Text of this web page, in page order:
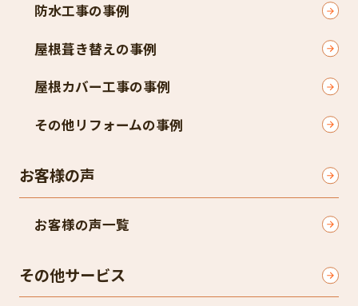
防水工事の事例
屋根葺き替えの事例
屋根カバー工事の事例
その他リフォームの事例
お客様の声
お客様の声一覧
その他サービス